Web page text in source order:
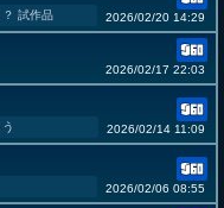
？ 試作品 2026/02/20 14:29
2026/02/17 22:03
2026/02/14 11:09
2026/02/06 08:55